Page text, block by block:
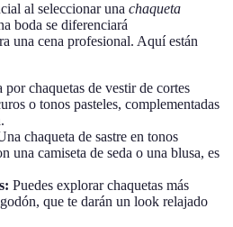
al seleccionar una chaqueta
boda se diferenciará
una cena profesional. Aquí están
por chaquetas de vestir de cortes
o tonos pasteles, complementadas
chaqueta de sastre en tonos
una camiseta de seda o una blusa, es
Puedes explorar chaquetas más
que te darán un look relajado